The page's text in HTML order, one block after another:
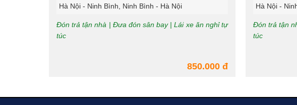
Hà Nội - Ninh Bình, Ninh Bình - Hà Nội
Đón trả tận nhà | Đưa đón sân bay | Lái xe ăn nghỉ tự
túc
850.000 đ
Hà Nội -
Đón trả tận
túc